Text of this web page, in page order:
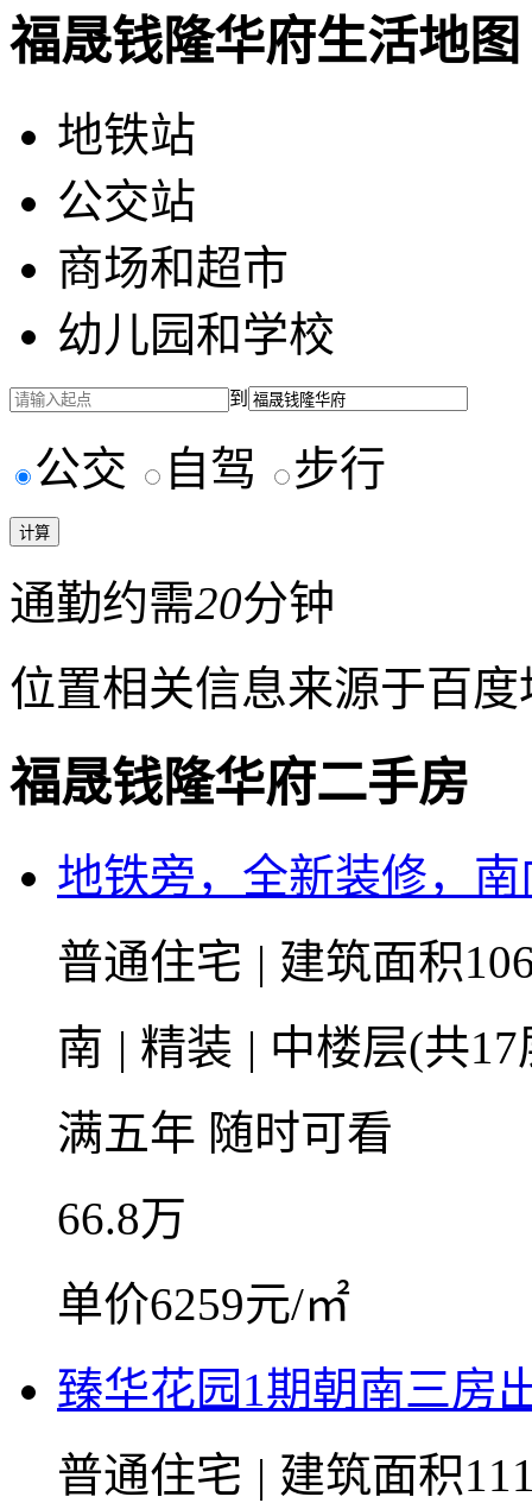
福晟钱隆华府生活地图
地铁站
公交站
商场和超市
幼儿园和学校
到
公交 自驾 步行
通勤约需20分钟
位置相关信息来源于百
福晟钱隆华府二手房
地铁旁，全新装修，
普通住宅 | 建筑面积
南 | 精装 | 中楼层(共
满五年 随时可看
66.8万
单价6259元/㎡
臻华花园1期朝南三房
普通住宅 | 建筑面积